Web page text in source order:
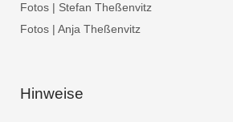
Fotos | Stefan Theßenvitz
Fotos | Anja Theßenvitz
Hinweise